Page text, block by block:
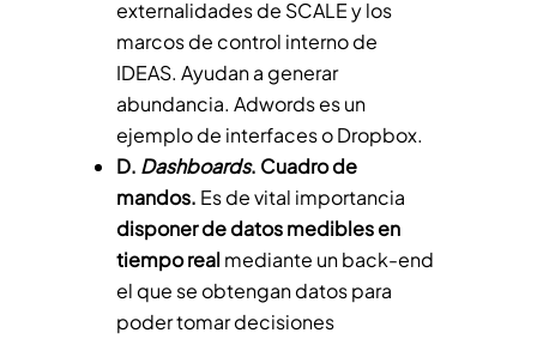
externalidades de SCALE y los
marcos de control interno de
IDEAS. Ayudan a generar
abundancia. Adwords es un
ejemplo de interfaces o Dropbox.
D. Dashboards. Cuadro de
mandos. Es de vital importancia
disponer de datos medibles en
tiempo realmediante un back-end
el que se obtengan datos para
poder tomar decisiones